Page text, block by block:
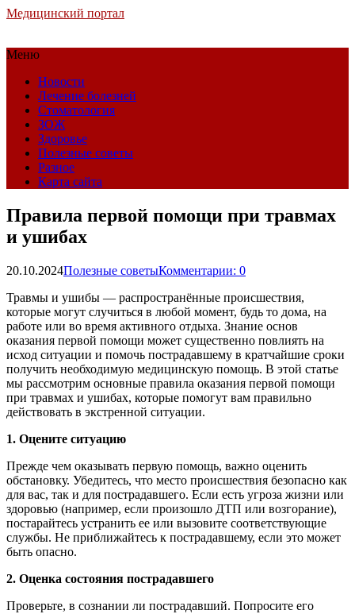
Медицинский портал
Меню
Новости
Лечение болезней
Стоматология
ЗОЖ
Здоровье
Полезные советы
Разное
Карта сайта
Правила первой помощи при травмах
и ушибах
20.10.2024Полезные советыКомментарии: 0
Травмы и ушибы — распространённые происшествия,
которые могут случиться в любой момент, будь то дома, на
работе или во время активного отдыха. Знание основ
оказания первой помощи может существенно повлиять на
исход ситуации и помочь пострадавшему в кратчайшие сроки
получить необходимую медицинскую помощь. В этой статье
мы рассмотрим основные правила оказания первой помощи
при травмах и ушибах, которые помогут вам правильно
действовать в экстренной ситуации.
1. Оцените ситуацию
Прежде чем оказывать первую помощь, важно оценить
обстановку. Убедитесь, что место происшествия безопасно как
для вас, так и для пострадавшего. Если есть угроза жизни или
здоровью (например, если произошло ДТП или возгорание),
постарайтесь устранить ее или вызовите соответствующие
службы. Не приближайтесь к пострадавшему, если это может
быть опасно.
2. Оценка состояния пострадавшего
Проверьте, в сознании ли пострадавший. Попросите его